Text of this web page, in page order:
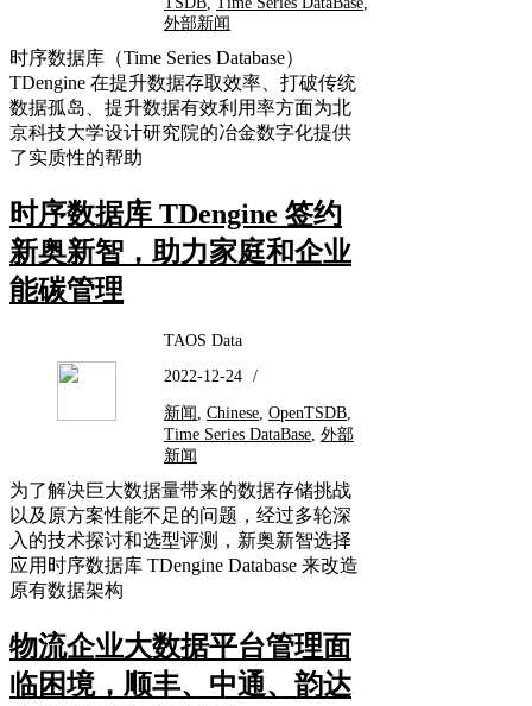
外部新闻
时序数据库（Time Series Database）
TDengine 在提升数据存取效率、打破传统
数据孤岛、提升数据有效利用率方面为北
京科技大学设计研究院的冶金数字化提供
了实质性的帮助
时序数据库 TDengine 签约
新奥新智，助力家庭和企业
能碳管理
TAOS Data
2022-12-24 /
新闻 , Chinese, OpenTSDB,
Time Series DataBase, 外部
新闻
为了解决巨大数据量带来的数据存储挑战
以及原方案性能不足的问题，经过多轮深
入的技术探讨和选型评测，新奥新智选择
应用时序数据库 TDengine Database 来改造
原有数据架构
物流企业大数据平台管理面
临困境，顺丰、中通、韵达